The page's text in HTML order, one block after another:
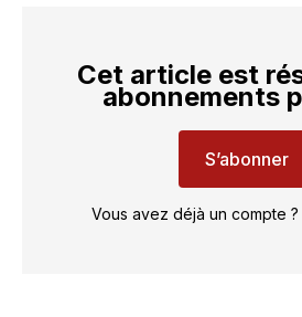
Cet article est
abonnements
S’abonner
Vous avez déjà un compte ?